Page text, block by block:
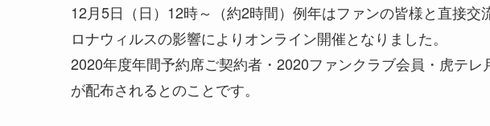
12月5日（日）12時～（約2時間）例年はファンの皆様と直接交
ロナウィルスの影響によりオンライン開催となりました。
2020年度年間予約席ご契約者・2020ファンクラブ会員・虎テ
が配布されるとのことです。